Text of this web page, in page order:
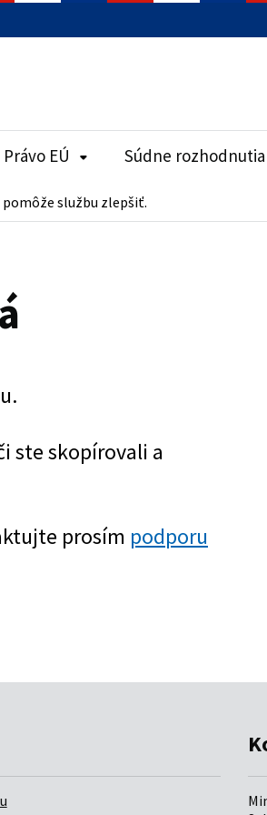
Právo EÚ Súdne rozhodnutia
pomôže službu zlepšiť.